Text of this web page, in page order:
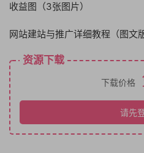
收益图（3张图片）
网站建站与推广详细教程（图文
资源下载
下载价格
请先